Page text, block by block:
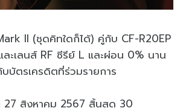
II (ชุดคิทใดก็ได้) คู่กับ CF-R20EP
ละเลนส์ RF ซีรีย์ L และผ่อน 0% นาน
บัตรเครดิตที่ร่วมรายการ
น 27 สิงหาคม 2567 สิ้นสุด 30